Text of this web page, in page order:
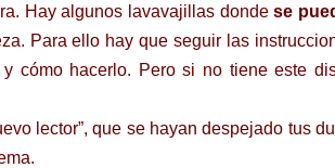
Hay algunos lavavajillas dondese
Para ello hay que seguir las
cómo hacerlo. Pero si no tiene este
lector”, que se hayan despejado tus